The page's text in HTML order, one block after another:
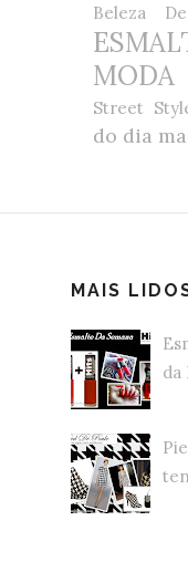
Beleza
MODA
Street
do dia
MAIS
da